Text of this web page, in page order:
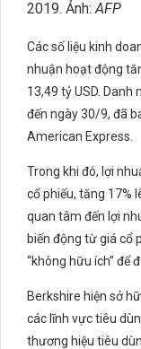
2019. Ảnh:AFP
Các số liệu kinh
nhuận hoạt động
13,49 tỷ USD. Danh
đến ngày 30/9, đã
American Express.
Trong khi đó, lợi
cổ phiếu, tăng 17%
quan tâm đến lợi
biến động từ giá cổ
“không hữu ích” để
Berkshire hiện sở
các lĩnh vực tiêu
thương hiệu tiêu